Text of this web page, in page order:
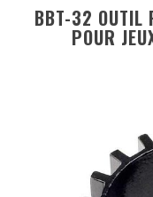
BBT-32 OUTIL
POUR